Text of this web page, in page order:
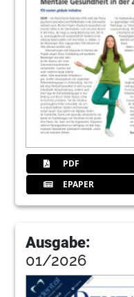
PDF
EPAPER
Ausgabe:
01/2026